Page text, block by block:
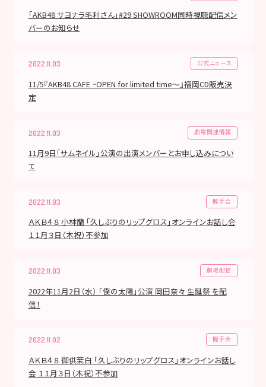
「AKB48 サヨナラ毛利さん」#29 SHOWROOM同時視聴配信メン
バーのお知らせ
2022.11.03 公式ニュース
11/5『AKB48 CAFE ~OPEN for limited time〜』福岡CD販売決
定
2022.11.03 劇場関連情報
11月9日「サムネイル」公演の出演メンバーとお申し込みについ
て
2022.11.03 握手会
ＡＫＢ４８ 小林蘭 「久しぶりのリップグロス」オンラインお話し会
１１月３日（木祝）不参加
2022.11.03 劇場配信
2022年11月2日（水） 「僕の太陽」公演 岡田奈々 生誕祭 を配
信！
2022.11.02 握手会
ＡＫＢ４８ 御供茉白 「久しぶりのリップグロス」オンラインお話し
会 １１月３日（木祝）不参加